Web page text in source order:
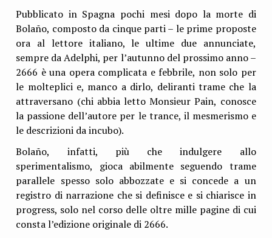
Pubblicato in Spagna pochi mesi dopo la morte di
Bolaño, composto da cinque parti – le prime proposte
ora al lettore italiano, le ultime due annunciate,
sempre da Adelphi, per l’autunno del prossimo anno –
2666 è una opera complicata e febbrile, non solo per
le molteplici e, manco a dirlo, deliranti trame che la
attraversano (chi abbia letto Monsieur Pain, conosce
la passione dell’autore per le trance, il mesmerismo e
le descrizioni da incubo).
Bolaño, infatti, più che indulgere allo
sperimentalismo, gioca abilmente seguendo trame
parallele spesso solo abbozzate e si concede a un
registro di narrazione che si definisce e si chiarisce in
progress, solo nel corso delle oltre mille pagine di cui
consta l’edizione originale di 2666.